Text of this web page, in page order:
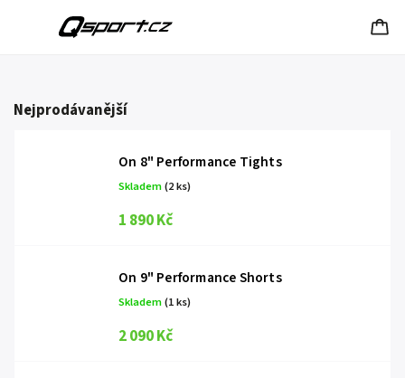
Nejprodávanější
On 8" Performance Tights
Skladem(2 ks)
1 890 Kč
On 9" Performance Shorts
Skladem(1 ks)
2 090 Kč